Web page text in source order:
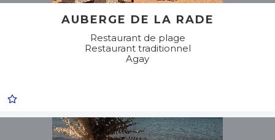
AUBERGE DE LA RADE
Restaurant de plage
Restaurant traditionnel
Agay